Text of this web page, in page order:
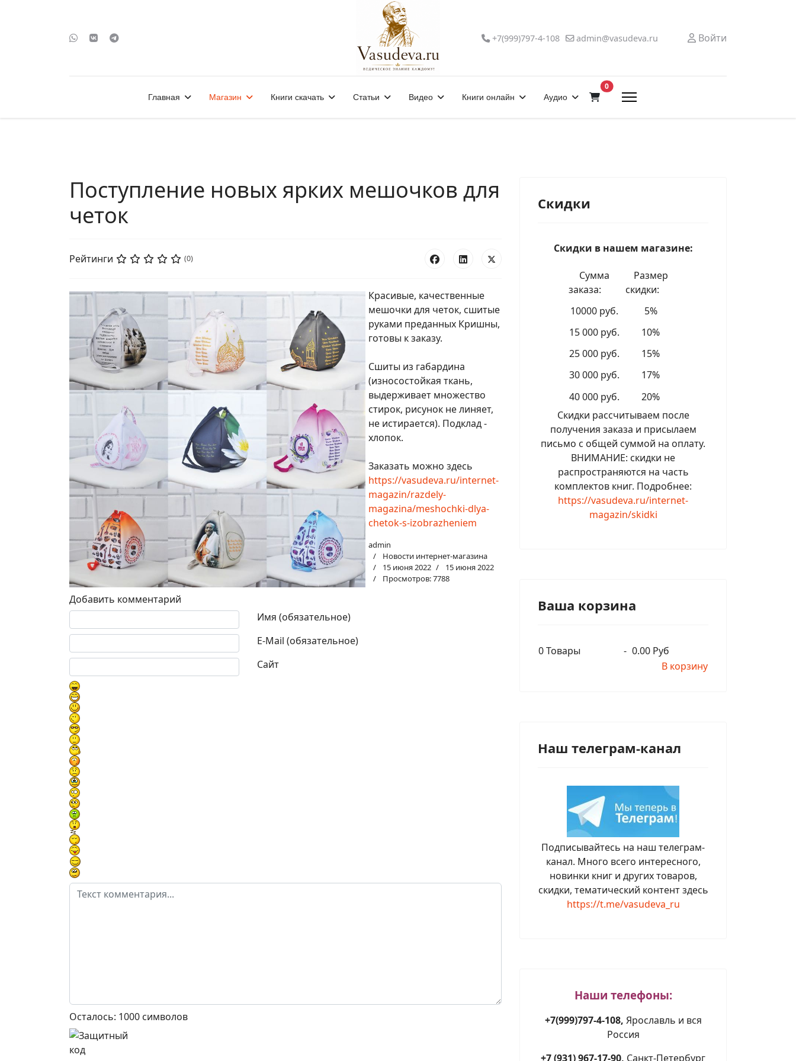
+7(999)797-4-108 admin@vasudeva.ru Войти
Главная Магазин Книги скачать Статьи Видео Книги онлайн Аудио
0В корзину
Поступление новых ярких мешочков для
четок
Рейтинги (0)
Красивые, качественные
мешочки для четок, сшитые
руками преданных Кришны,
готовы к заказу.
Сшиты из габардина
(износостойкая ткань,
выдерживает множество
стирок, рисунок не линяет,
не истирается). Подклад -
хлопок.
Заказать можно здесь
https://vasudeva.ru/internet-
magazin/razdely-
magazina/meshochki-dlya-
chetok-s-izobrazheniem
admin
Новости интернет-магазина
15 июня 2022
15 июня 2022
Просмотров: 7788
Добавить комментарий
Имя (обязательное)
E-Mail (обязательное)
Сайт
Текст комментария
Осталось: 1000 символов
Скидки
Скидки в нашем магазине:
Сумма
заказа:
Размер
скидки:
10000 руб.
5%
15 000 руб.
10%
25 000 руб.
15%
30 000 руб.
17%
40 000 руб.
20%
Скидки рассчитываем после
получения заказа и присылаем
письмо с общей суммой на оплату.
ВНИМАНИЕ: скидки не
распространяются на часть
комплектов книг. Подробнее:
https://vasudeva.ru/internet-
magazin/skidki
Ваша корзина
0Товары - 0.00 Руб
В корзину
Наш телеграм-канал
Подписывайтесь на наш телеграм-
канал. Много всего интересного,
новинки книг и других товаров,
скидки, тематический контент здесь
https://t.me/vasudeva_ru
Наши телефоны:
+7(999)797-4-108, Ярославль и вся
Россия
+7 (931) 967-17-90, Санкт-Петербург